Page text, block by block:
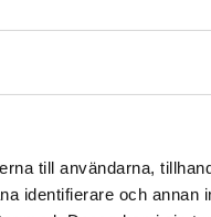
till användarna,
identifierare och annan
LA BIO IDEA